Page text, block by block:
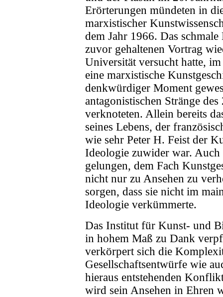
Erörterungen mündeten in
marxistischer
dem Jahr 1966. Das
zuvor gehaltenen Vortrag
Universität versucht hatte,
eine marxistische
denkwürdiger Moment
antagonistischen Stränge
verknoteten. Allein bereits
seines Lebens, der
wie sehr Peter H. Feist der
Ideologie zuwider war.
gelungen, dem Fach
nicht nur zu Ansehen zu
sorgen, dass sie nicht im
Ideologie verkümmerte.
Das Institut für Kunst- und
in hohem Maß zu Dank
verkörpert sich die
Gesellschaftsentwürfe wie
hieraus entstehenden
wird sein Ansehen in Ehren